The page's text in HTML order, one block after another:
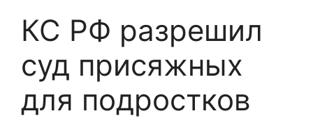
КС РФ разрешил
суд присяжных
для подростков